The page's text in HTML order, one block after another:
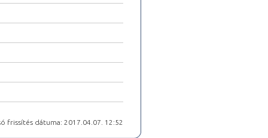
frissítés dátuma: 2017.04.07. 12:52